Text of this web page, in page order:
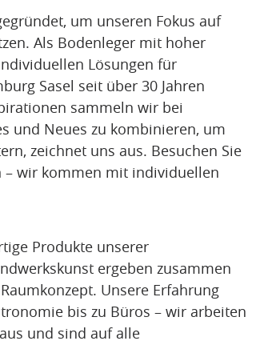
um unseren Fokus auf
Als Bodenleger mit hoher
Lösungen für
Sasel seit über 30 Jahren
sammeln wir bei
und Neues zu kombinieren, um
zeichnet uns aus. Besuchen Sie
– wir kommen mit individuellen
Produkte unserer
ergeben zusammen
Unsere Erfahrung
bis zu Büros – wir arbeiten
und sind auf alle